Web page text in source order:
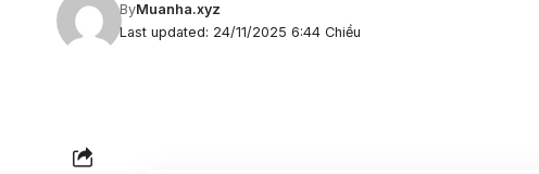
Last updated: 24/11/2025 6:44 Chiều
ByMuanha.xyz